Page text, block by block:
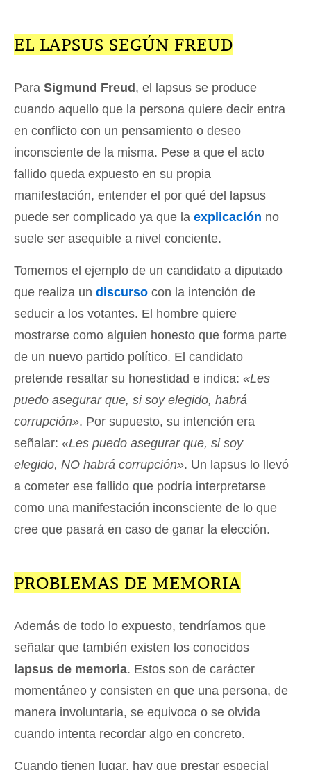
EL LAPSUS SEGÚN FREUD
Para Sigmund Freud, el lapsus se produce
cuando aquello que la persona quiere decir entra
en conflicto con un pensamiento o deseo
inconsciente de la misma. Pese a que el acto
fallido queda expuesto en su propia
manifestación, entender el por qué del lapsus
puede ser complicado ya que la explicación no
suele ser asequible a nivel conciente.
Tomemos el ejemplo de un candidato a diputado
que realiza un discurso con la intención de
seducir a los votantes. El hombre quiere
mostrarse como alguien honesto que forma parte
de un nuevo partido político. El candidato
pretende resaltar su honestidad e indica: «Les
puedo asegurar que, si soy elegido, habrá
corrupción». Por supuesto, su intención era
señalar: «Les puedo asegurar que, si soy
elegido, NO habrá corrupción». Un lapsus lo llevó
a cometer ese fallido que podría interpretarse
como una manifestación inconsciente de lo que
cree que pasará en caso de ganar la elección.
PROBLEMAS DE MEMORIA
Además de todo lo expuesto, tendríamos que
señalar que también existen los conocidos
lapsus de memoria. Estos son de carácter
momentáneo y consisten en que una persona, de
manera involuntaria, se equivoca o se olvida
cuando intenta recordar algo en concreto.
Cuando tienen lugar, hay que prestar especial